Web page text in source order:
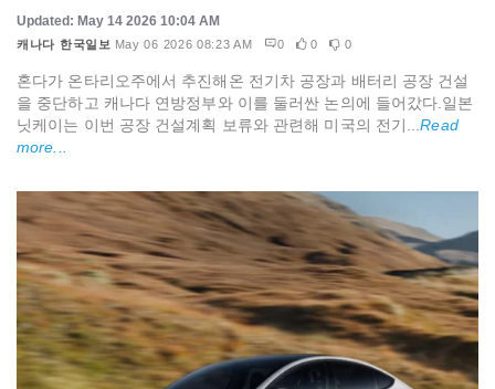
Updated: May 14 2026 10:04 AM
캐나다 한국일보 May 06 2026 08:23 AM 0 0 0
혼다가 온타리오주에서 추진해온 전기차 공장과 배터리 공장 건설
을 중단하고 캐나다 연방정부와 이를 둘러싼 논의에 들어갔다.일본
닛케이는 이번 공장 건설계획 보류와 관련해 미국의 전기...Read
more...